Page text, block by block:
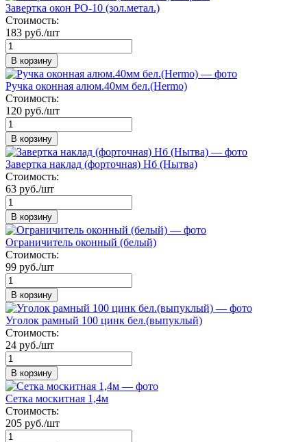
Завертка окон РО-10 (зол.метал.)
Стоимость:
183 руб./шт
В корзину
Ручка оконная алюм.40мм бел.(Hermo)
Стоимость:
120 руб./шт
В корзину
Завертка наклад (форточная) Нб (Нытва)
Стоимость:
63 руб./шт
В корзину
Ограничитель оконный (белый)
Стоимость:
99 руб./шт
В корзину
Уголок рамный 100 цинк бел.(выпуклый)
Стоимость:
24 руб./шт
В корзину
Сетка москитная 1,4м
Стоимость:
205 руб./шт